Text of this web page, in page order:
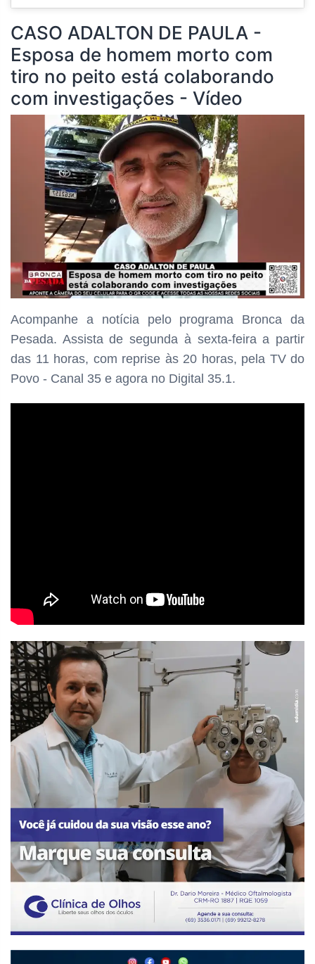
CASO ADALTON DE PAULA -
Esposa de homem morto com
tiro no peito está colaborando
com investigações - Vídeo
Acompanhe a notícia pelo programa Bronca da
Pesada. Assista de segunda à sexta-feira a partir
das 11 horas, com reprise às 20 horas, pela TV do
Povo - Canal 35 e agora no Digital 35.1.